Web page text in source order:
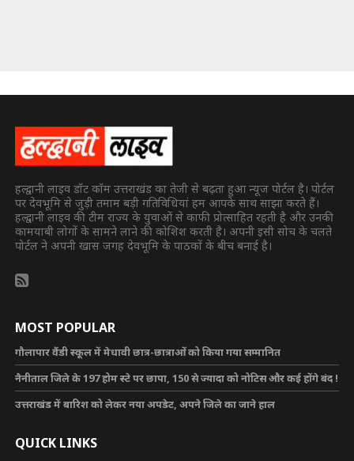
हल्द्वानी लाइव डॉट कॉम उत्तराखंड का तेजी से बढ़ता हुआ न्यूज पोर्टल है। पोर्टल
पर देवभूमि से जुड़ी तमाम बड़ी गतिविधियां हम आपके साथ साझा करते हैं।
हल्द्वानी लाइव की टीम राज्य के युवाओं से काफी प्रोत्साहित रहती है और उनकी
कामयाबी लोगों के सामने लाने की कोशिश करती है। अपनी इसी सोच के चलते
पोर्टल ने अपनी खास जगह देवभूमि के पाठकों के बीच बनाई है।
MOST POPULAR
गौलापार वैंडी स्कूल में मेधावी छात्र-छात्राओं को किया गया सम्मानित
नैनीताल जिले के 197 होम स्टे पर छापा, 150 से ज्यादा को नोटिस और कई होंगे बंद !
उत्तराखंड में बारिश को लेकर नया अपडेट, अपने जिले का जाने हाल
QUICK LINKS